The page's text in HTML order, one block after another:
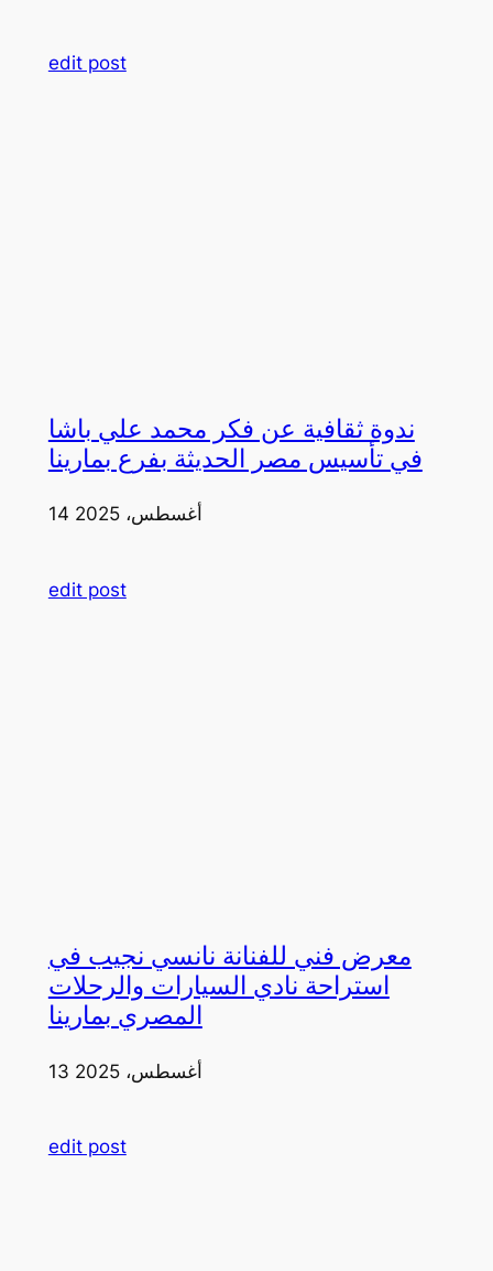
edit post
ندوة ثقافية عن فكر محمد علي باشا
في تأسيس مصر الحديثة بفرع بمارينا
14 أغسطس، 2025
edit post
معرض فني للفنانة نانسي نجيب في
استراحة نادي السيارات والرحلات
المصري بمارينا
13 أغسطس، 2025
edit post